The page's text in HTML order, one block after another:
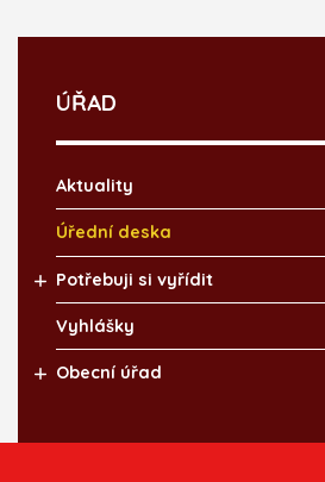
ÚŘAD
Aktuality
Úřední deska
Potřebuji si vyřídit
Vyhlášky
Obecní úřad